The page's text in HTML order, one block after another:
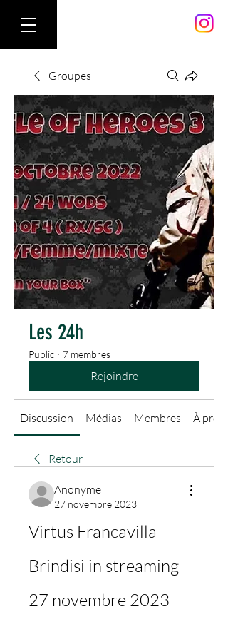
Groupes
Les 24h
Public · 7 membres
Rejoindre
Discussion Médias Membres À
Retour
Anonyme
27 novembre 2023
Virtus Francavilla
Brindisi in streaming
27 novembre 2023